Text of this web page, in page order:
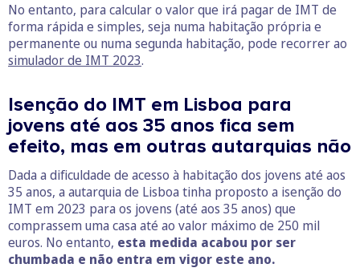
No entanto, para calcular o valor que irá pagar de IMT de
forma rápida e simples, seja numa habitação própria e
permanente ou numa segunda habitação, pode recorrer ao
simulador de IMT 2023.
Isenção do IMT em Lisboa para
jovens até aos 35 anos fica sem
efeito, mas em outras autarquias não
Dada a dificuldade de acesso à habitação dos jovens até aos
35 anos, a autarquia de Lisboa tinha proposto a isenção do
IMT em 2023 para os jovens (até aos 35 anos) que
comprassem uma casa até ao valor máximo de 250 mil
euros. No entanto, esta medida acabou por ser
chumbada e não entra em vigor este ano.